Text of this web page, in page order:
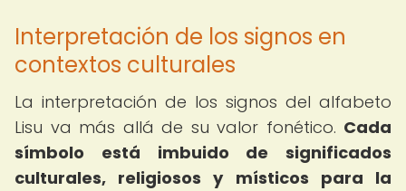
Interpretación de los signos en
contextos culturales
La interpretación de los signos del alfabeto
Lisu va más allá de su valor fonético. Cada
símbolo está imbuido de significados
culturales, religiosos y místicos para la